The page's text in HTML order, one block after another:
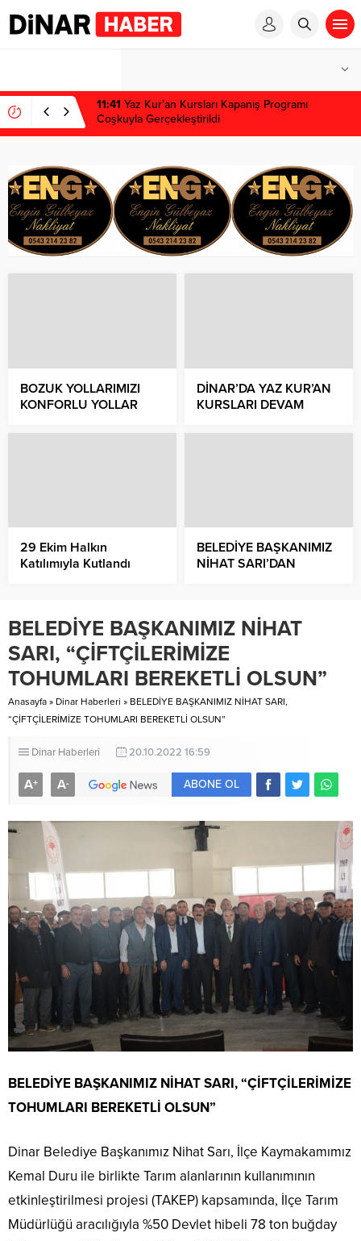
11:41 Yaz Kur’an Kursları Kapanış Programı
Coşkuyla Gerçekleştirildi
BOZUK YOLLARIMIZI
KONFORLU YOLLAR
DİNAR’DA YAZ KUR’AN
KURSLARI DEVAM
29 Ekim Halkın
Katılımıyla Kutlandı
BELEDİYE BAŞKANIMIZ
NİHAT SARI’DAN
BELEDİYE BAŞKANIMIZ NİHAT
SARI, “ÇİFTÇİLERİMİZE
TOHUMLARI BEREKETLİ OLSUN”
Anasayfa » Dinar Haberleri » BELEDİYE BAŞKANIMIZ NİHAT SARI,
“ÇİFTÇİLERİMİZE TOHUMLARI BEREKETLİ OLSUN”
Dinar Haberleri 20.10.2022 16:59
A+ A- ABONE OL
BELEDİYE BAŞKANIMIZ NİHAT SARI, “ÇİFTÇİLERİMİZE
TOHUMLARI BEREKETLİ OLSUN”
Dinar Belediye Başkanımız Nihat Sarı, İlçe Kaymakamımız
Kemal Duru ile birlikte Tarım alanlarının kullanımının
etkinleştirilmesi projesi (TAKEP) kapsamında, İlçe Tarım
Müdürlüğü aracılığıyla %50 Devlet hibeli 78 ton buğday